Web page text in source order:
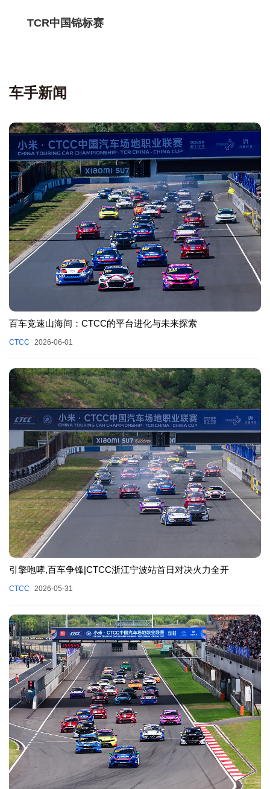
TCR中国锦标赛
车手新闻
百车竞速山海间：CTCC的平台进化与未来探索
CTCC 2026-06-01
引擎咆哮,百车争锋|CTCC浙江宁波站首日对决火力全开
CTCC 2026-05-31